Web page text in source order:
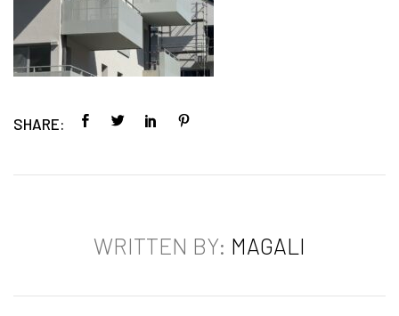
SHARE:
WRITTEN BY: MAGALI